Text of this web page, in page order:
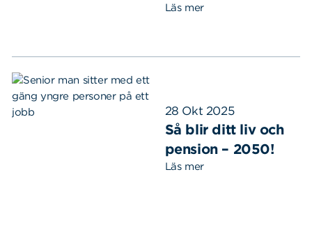
Läs mer
28 Okt 2025
Så blir ditt liv och
pension – 2050!
Läs mer